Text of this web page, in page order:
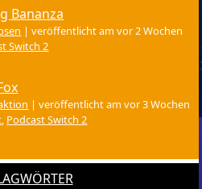
Bananza
|veröffentlicht am vor 2 Wochen
Switch 2
|veröffentlicht am vor 3 Wochen
, Podcast Switch 2